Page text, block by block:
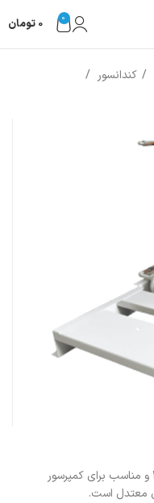
0
0 تومان
کندانسور
کندانسور CV114 دارای یک عدد فن ۴۰cm و مناسب برای کمپرسور